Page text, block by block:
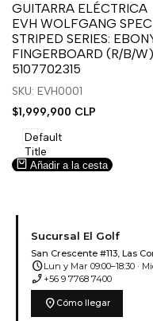
para
usar
la
lista
deseos.
para
usar
Compare
GUITARRA ELÉCTRICA
EVH WOLFGANG
STRIPED SERIES:
FINGERBOARD (R/B/W)
5107702315
SKU: EVH0001
Precio
venta
$1,999,900 CLP
Default
Title
Añadir a la cesta
Sucursal El Golf
San Crescente #113, Las
scheduleLun y Mar 09:00–18:30 ·
phone_enabled +56 9 7768 7400
location_on Cómo llegar